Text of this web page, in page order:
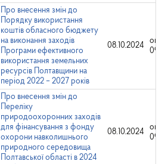
Про внесення змін до
Порядку використання
коштів обласного бюджету
на виконання заходів
Програми ефективного
використання земельних
ресурсів Полтавщини на
період 2022 – 2027 років
08.10.2024
Про внесення змін до
Переліку
природоохоронних заходів
для фінансування з фонду
охорони навколишнього
природного середовища
Полтавської області в 2024
08.10.2024